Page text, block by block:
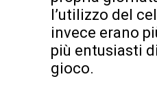
l’utilizzo del
invece erano
più entusiasti
gioco.